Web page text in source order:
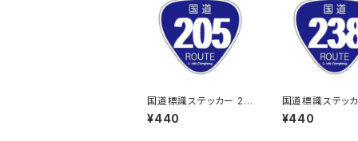
国道標識ステッカー 20
5号線
¥440
国道標識ステッ
8号線
¥440